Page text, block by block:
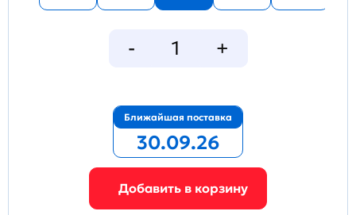
Ближайшая поставка
30.09.26